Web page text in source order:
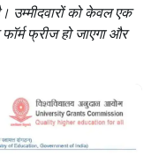
उम्मीदवारों को केवल एक
फ्रीज हो जाएगा और